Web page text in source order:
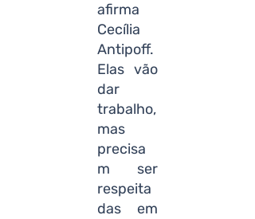
afirma
Cecília
Antipoff.
Elas vão
dar
trabalho,
mas
precisa
m ser
respeita
das em